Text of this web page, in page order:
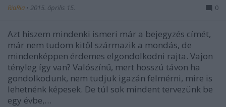
RiaRia • 2015. április 15. 0
Azt hiszem mindenki ismeri már a bejegyzés címét,
már nem tudom kitől származik a mondás, de
mindenképpen érdemes elgondolkodni rajta. Vajon
tényleg így van? Valószínű, mert hosszú távon ha
gondolkodunk, nem tudjuk igazán felmérni, mire is
lehetnénk képesek. De túl sok mindent tervezünk be
egy évbe,…